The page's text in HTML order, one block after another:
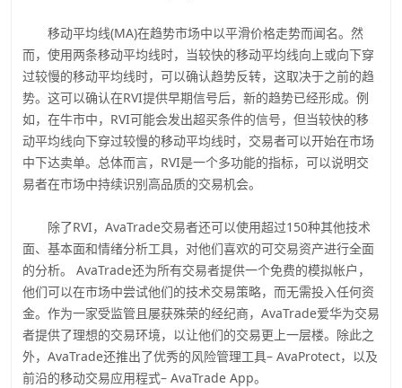
移动平均线(MA)在趋势市场中以平滑价格走势而闻名。然
而，使用两条移动平均线时，当较快的移动平均线向上或向下穿
过较慢的移动平均线时，可以确认趋势反转，这取决于之前的趋
势。这可以确认在RVI提供早期信号后，新的趋势已经形成。例
如，在牛市中，RVI可能会发出超买条件的信号，但当较快的移
动平均线向下穿过较慢的移动平均线时，交易者可以开始在市场
中下达卖单。总体而言，RVI是一个多功能的指标，可以说明交
易者在市场中持续识别高品质的交易机会。
除了RVI，AvaTrade交易者还可以使用超过150种其他技术
面、基本面和情绪分析工具，对他们喜欢的可交易资产进行全面
的分析。 AvaTrade还为所有交易者提供一个免费的模拟帐户，
他们可以在市场中尝试他们的技术交易策略，而无需投入任何资
金。作为一家受监管且屡获殊荣的经纪商，AvaTrade爱华为交易
者提供了理想的交易环境，以让他们的交易更上一层楼。除此之
外，AvaTrade还推出了优秀的风险管理工具– AvaProtect，以及
前沿的移动交易应用程式– AvaTrade App。